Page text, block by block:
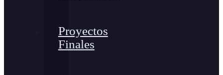
Proyectos
Finales